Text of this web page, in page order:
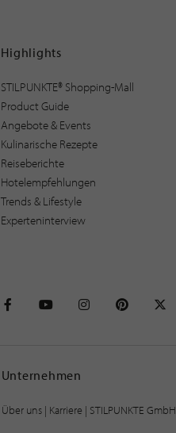
Highlights
STILPUNKTE® Shopping-Mall
Product Guide
Angebote & Events
Kulinarische Rezepte
Reiseberichte
Hotelempfehlungen
Trends & Lifestyle
Experteninterview
Unternehmen
Über uns| Karriere | STILPUNKTE GmbH